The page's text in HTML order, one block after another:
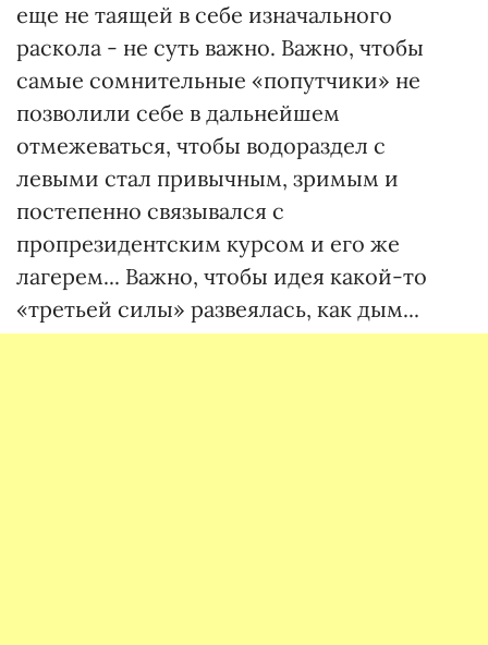
еще не таящей в себе изначального
раскола - не суть важно. Важно, чтобы
самые сомнительные «попутчики» не
позволили себе в дальнейшем
отмежеваться, чтобы водораздел с
левыми стал привычным, зримым и
постепенно связывался с
пропрезидентским курсом и его же
лагерем... Важно, чтобы идея какой-то
«третьей силы» развеялась, как дым...